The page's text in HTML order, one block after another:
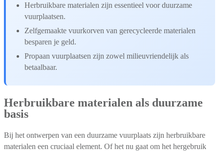
Herbruikbare materialen zijn essentieel voor duurzame
vuurplaatsen.
Zelfgemaakte vuurkorven van gerecycleerde materialen
besparen je geld.
Propaan vuurplaatsen zijn zowel milieuvriendelijk als
betaalbaar.
Herbruikbare materialen als duurzame
basis
Bij het ontwerpen van een duurzame vuurplaats zijn herbruikbare
materialen een cruciaal element. Of het nu gaat om het hergebruik